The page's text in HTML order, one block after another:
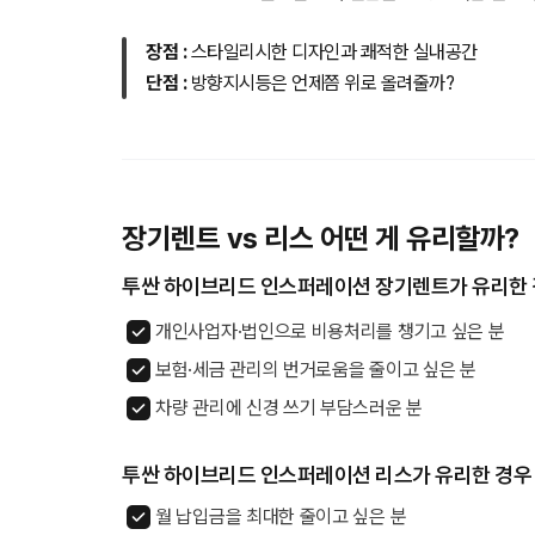
장점 :스타일리시한 디자인과 쾌적한 실내공간
단점 : 방향지시등은 언제쯤 위로 올려줄까?
장기렌트 vs 리스 어떤 게 유리할까?
투싼 하이브리드 인스퍼레이션 장기렌트가 유리한
개인사업자·법인으로 비용처리를 챙기고 싶은 분
보험·세금 관리의 번거로움을 줄이고 싶은 분
차량 관리에 신경 쓰기 부담스러운 분
투싼 하이브리드 인스퍼레이션 리스가 유리한 경우
월 납입금을 최대한 줄이고 싶은 분